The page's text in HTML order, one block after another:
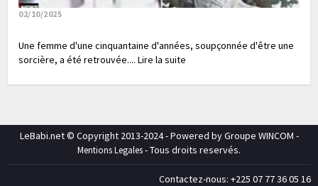
02/10/2025
Une femme d'une cinquantaine d'années, soupçonnée d'être une
sorcière, a été retrouvée.... Lire la suite
LeBabi.net © Copyright 2013-2024 - Powered by Groupe WINCOM -
Mentions Legales- Tous droits reservés.
Contactez-nous: +225 07 77 36 05 16